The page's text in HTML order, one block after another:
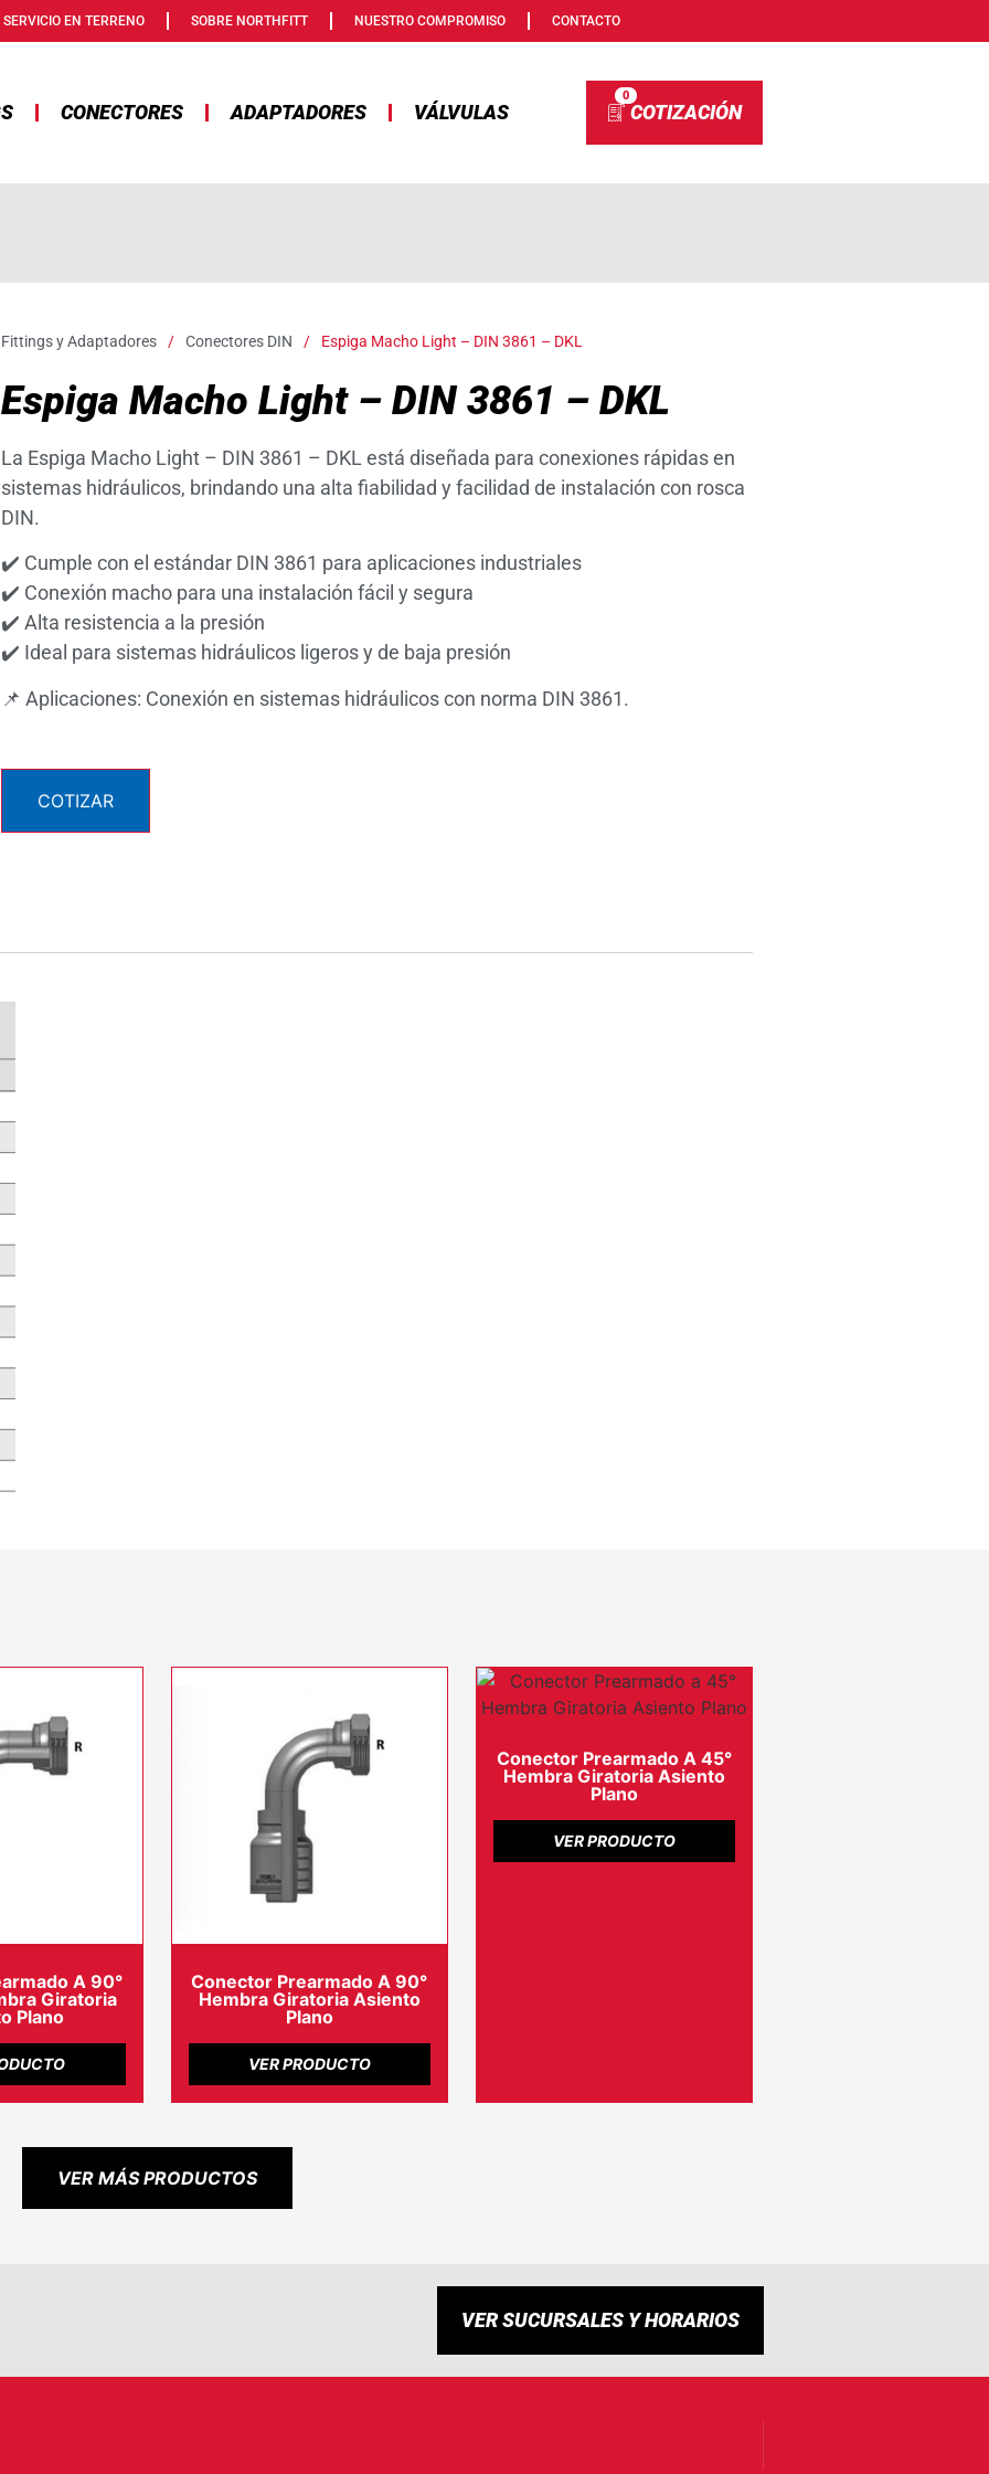
SERVICIO EN TERRENO SOBRE NORTHFITT NUESTRO COMPROMISO CONTACTO
CONECTORES ADAPTADORES VÁLVULAS
0
Fittings y Adaptadores / Conectores DIN / Espiga Macho Light – DIN 3861 – DKL
Espiga Macho Light – DIN 3861 – DKL
La Espiga Macho Light – DIN 3861 – DKL está diseñada para conexiones rápidas en
sistemas hidráulicos, brindando una alta fiabilidad y facilidad de instalación con rosca
DIN.
✔️ Cumple con el estándar DIN 3861 para aplicaciones industriales
✔️ Conexión macho para una instalación fácil y segura
✔️ Alta resistencia a la presión
✔️ Ideal para sistemas hidráulicos ligeros y de baja presión
📌 Aplicaciones: Conexión en sistemas hidráulicos con norma DIN 3861.
COTIZAR
A 90°
Giratoria
Plano
Conector Prearmado A 90°
Hembra Giratoria Asiento
Plano
VER PRODUCTO
Conector Prearmado A 45°
Hembra Giratoria Asiento
Plano
VER PRODUCTO
VER MÁS PRODUCTOS
VER SUCURSALES Y HORARIOS